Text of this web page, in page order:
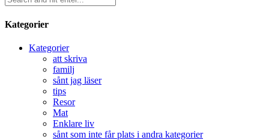
Kategorier
Kategorier
att skriva
familj
sånt jag läser
tips
Resor
Mat
Enklare liv
sånt som inte får plats i andra kategorier